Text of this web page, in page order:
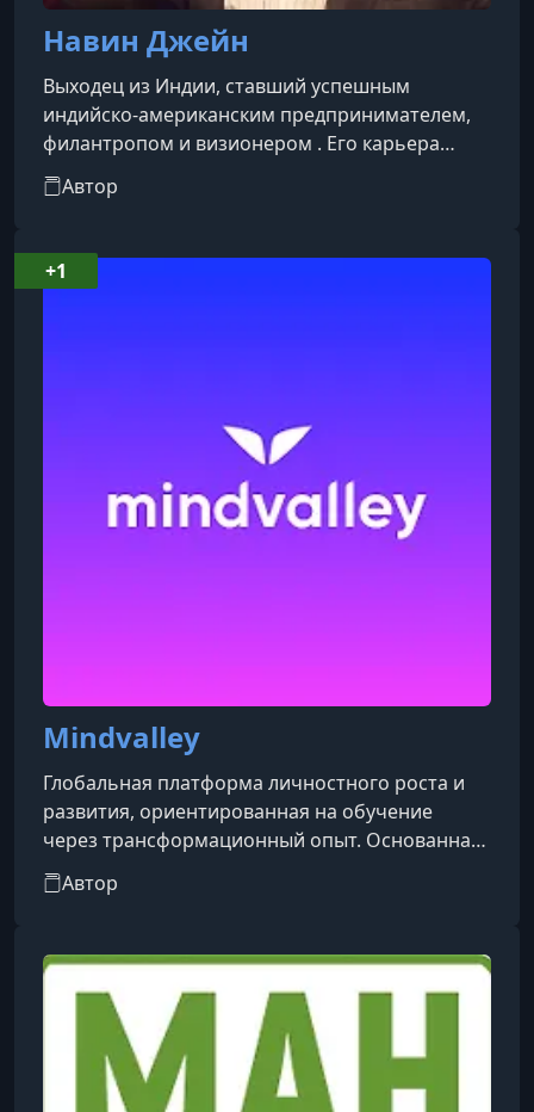
Навин Джейн
Выходец из Индии, ставший успешным
индийско-американским предпринимателем,
филантропом и визионером . Его карьера
включает разработку и управление рядом
трансформационных проектов: Основатель и
интернет-сервисов Силиконовой долины
конец 1990-х, который в разгар dot‑com‑бума
Автор
Mindvalley
Глобальная платформа личностного роста и
развития, ориентированная на обучение
через трансформационный опыт. Основанная
в 2002 году Вишеном Лахиани и Майклом
Рейнингом, компания базируется в
онлайн-программ («Quests») по таким
направлениям, как медитация, здоровье,
отношения, карьера и духовность
Автор
+1